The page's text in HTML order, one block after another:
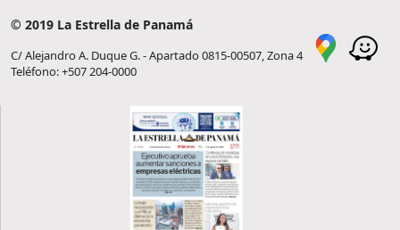
© 2019 La Estrella de Panamá
C/ Alejandro A. Duque G. - Apartado 0815-00507, Zona 4
Teléfono: +507 204-0000